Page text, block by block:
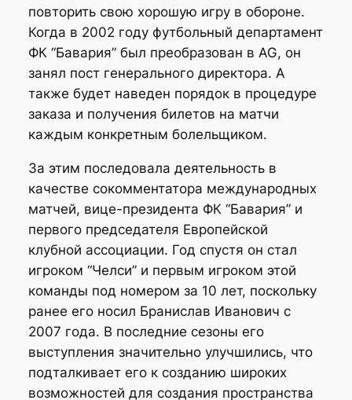
повторить свою хорошую игру в обороне.
Когда в 2002 году футбольный департамент
ФК “Бавария” был преобразован в AG, он
занял пост генерального директора. А
также будет наведен порядок в процедуре
заказа и получения билетов на матчи
каждым конкретным болельщиком.
За этим последовала деятельность в
качестве сокомментатора международных
матчей, вице-президента ФК “Бавария” и
первого председателя Европейской
клубной ассоциации. Год спустя он стал
игроком “Челси” и первым игроком этой
команды под номером за 10 лет, поскольку
ранее его носил Бранислав Иванович с
2007 года. В последние сезоны его
выступления значительно улучшились, что
подталкивает его к созданию широких
возможностей для создания пространства